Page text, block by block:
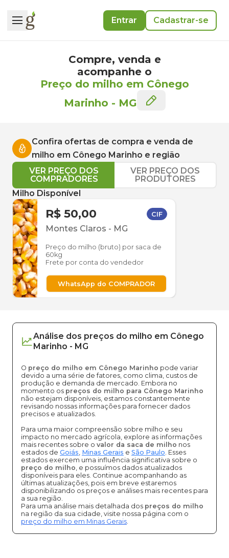
Entrar Cadastrar-se
Compre, venda e
acompanhe o
Preço do milho em Cônego
Marinho - MG
Confira ofertas de compra e venda de
milho em Cônego Marinho e região
VER PREÇO DOS
COMPRADORES
VER PREÇO DOS
PRODUTORES
Milho Disponível
R$ 50,00 CIF
Montes Claros - MG
Preço do milho (bruto) por saca de
60kg
Frete por conta do vendedor
WhatsApp do COMPRADOR
Análise dos preços do milho em Cônego
Marinho - MG
O preço do milho em Cônego Marinho pode variar
devido a uma série de fatores, como clima, custos de
produção e demanda de mercado. Embora no
momento os preços do milho para Cônego Marinho
não estejam disponíveis, estamos constantemente
revisando nossas informações para fornecer dados
precisos e atualizados.
Para uma maior compreensão sobre milho e seu
impacto no mercado agrícola, explore as informações
mais recentes sobre o valor da saca de milho nos
estados de Goiás, Minas Gerais e São Paulo. Esses
estados exercem uma influência significativa sobre o
preço do milho, e possuímos dados atualizados
disponíveis para eles. Continue acompanhando as
últimas atualizações, pois em breve estaremos
disponibilizando os preços e análises mais recentes para
a sua região.
Para uma análise mais detalhada dos preços do milho
na região da sua cidade, visite nossa página com o
preço do milho em Minas Gerais.